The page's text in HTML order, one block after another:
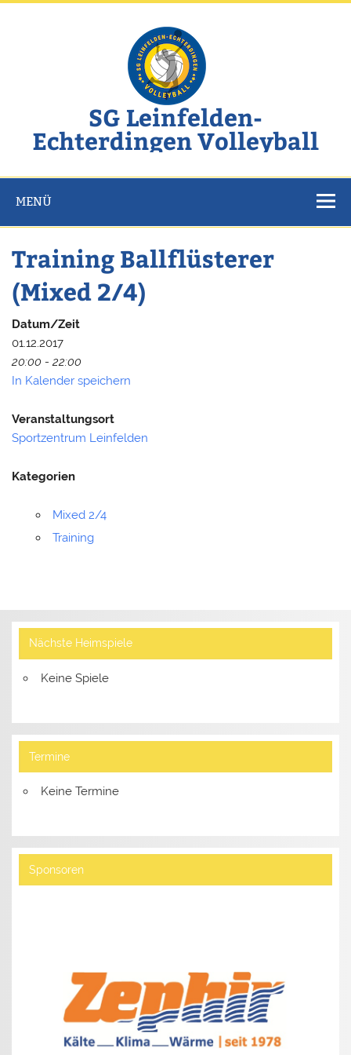
Zum
SG Leinfelden-
Echterdingen Volleyball
MENÜ
Training Ballflüsterer
(Mixed 2/4)
Datum/Zeit
01.12.2017
20:00 - 22:00
In Kalender speichern
Veranstaltungsort
Sportzentrum Leinfelden
Kategorien
Mixed 2/4
Training
Nächste Heimspiele
Keine Spiele
Termine
Keine Termine
Sponsoren